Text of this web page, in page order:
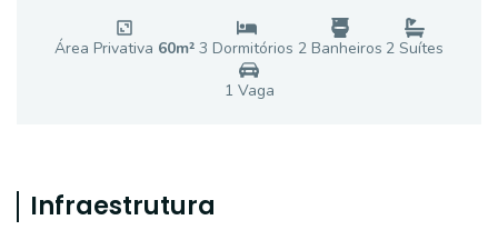
Área Privativa 60m² 3 Dormitórios 2Banheiros 2 Suítes
1 Vaga
Infraestrutura